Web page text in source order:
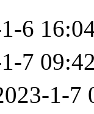
6
7
1-7